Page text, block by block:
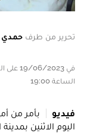
تحرير من طرف حمدي
الساعة 19:00
فيديو
بأمر من
اليوم الاثنين